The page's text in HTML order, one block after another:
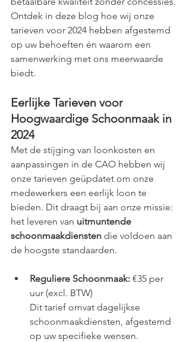
Ontdek in deze blog hoe wij onze
tarieven voor 2024 hebben afgestemd
op uw behoeften én waarom een
samenwerking met ons meerwaarde
biedt.
Eerlijke Tarieven voor
Hoogwaardige Schoonmaak in
2024
Met de stijging van loonkosten en
aanpassingen in de CAO hebben wij
onze tarieven geüpdatet om onze
medewerkers een eerlijk loon te
bieden. Dit draagt bij aan onze missie:
het leveren van uitmuntende
schoonmaakdiensten die voldoen aan
de hoogste standaarden.
Reguliere Schoonmaak: €35 per
uur (excl. BTW)
Dit tarief omvat dagelijkse
schoonmaakdiensten, afgestemd
op uw specifieke wensen.